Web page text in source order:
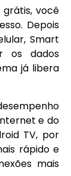
você
Depois
Smart
os dados
já libera
e do
TV, por
rápido e
mais